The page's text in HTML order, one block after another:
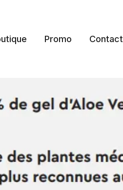
Promo Contact